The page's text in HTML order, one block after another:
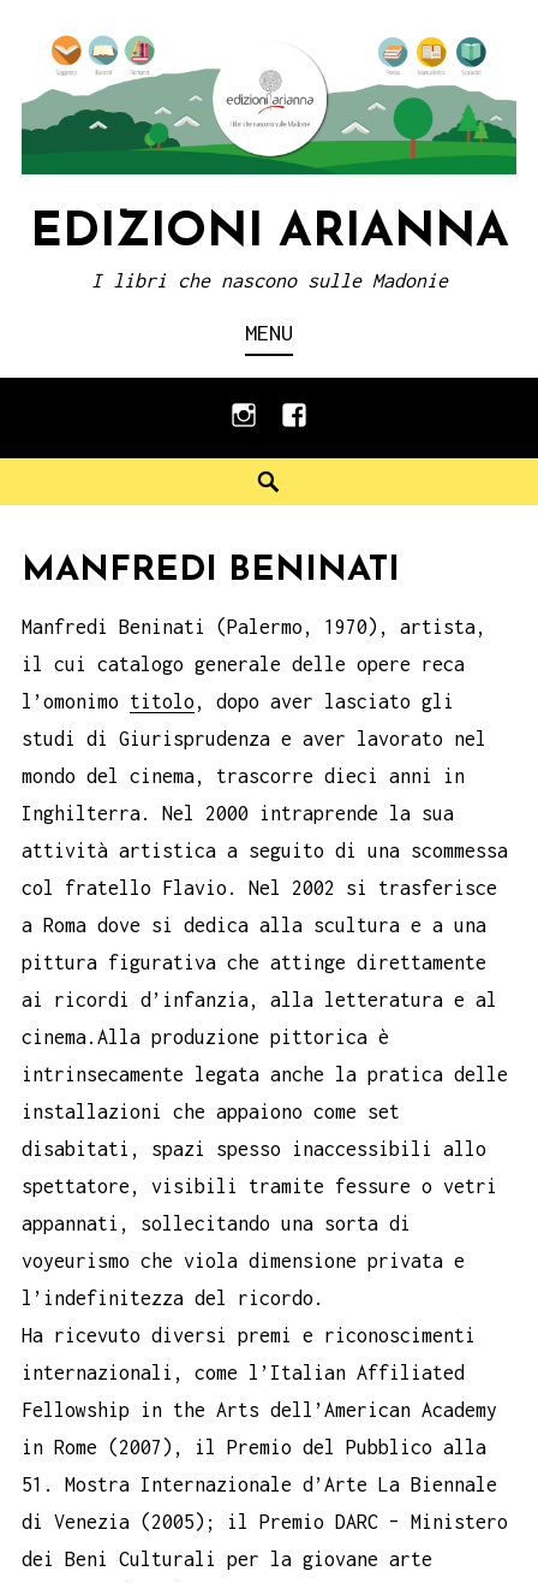
content
EDIZIONI ARIANNA
I libri che nascono sulle Madonie
MENU
instagramfacebook
MANFREDI BENINATI
Manfredi Beninati (Palermo, 1970), artista,
il cui catalogo generale delle opere reca
l’omonimo titolo , dopo aver lasciato gli
studi di Giurisprudenza e aver lavorato nel
mondo del cinema, trascorre dieci anni in
Inghilterra. Nel 2000 intraprende la sua
attività artistica a seguito di una scommessa
col fratello Flavio. Nel 2002 si trasferisce
a Roma dove si dedica alla scultura e a una
pittura figurativa che attinge direttamente
ai ricordi d’infanzia, alla letteratura e al
cinema.Alla produzione pittorica è
intrinsecamente legata anche la pratica delle
installazioni che appaiono come set
disabitati, spazi spesso inaccessibili allo
spettatore, visibili tramite fessure o vetri
appannati, sollecitando una sorta di
voyeurismo che viola dimensione privata e
l’indefinitezza del ricordo.
Ha ricevuto diversi premi e riconoscimenti
internazionali, come l’Italian Affiliated
Fellowship in the Arts dell’American Academy
in Rome (2007), il Premio del Pubblico alla
51. Mostra Internazionale d’Arte La Biennale
di Venezia (2005); il Premio DARC – Ministero
dei Beni Culturali per la giovane arte